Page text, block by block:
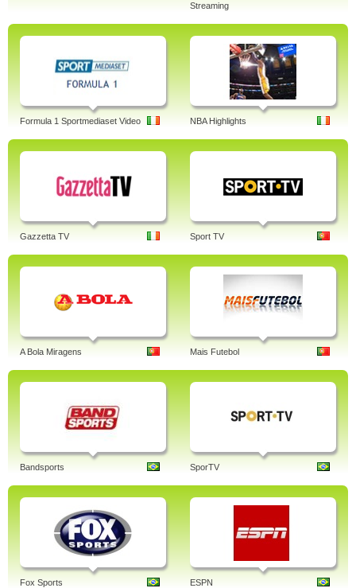
Streaming
Formula 1 Sportmediaset Video NBA Highlights
Gazzetta TV Sport TV
A Bola Miragens Mais Futebol
Bandsports SporTV
Fox Sports ESPN